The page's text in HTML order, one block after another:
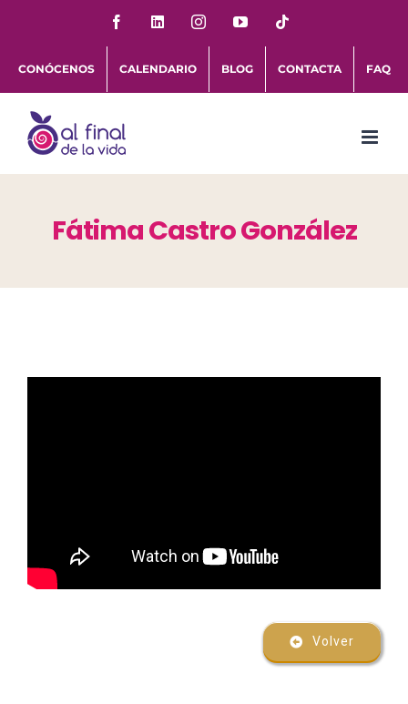
contenido
FacebookLinkedInInstagramYouTube
CONÓCENOS CALENDARIO BLOG CONTACTA FAQ
Fátima Castro González
Volver